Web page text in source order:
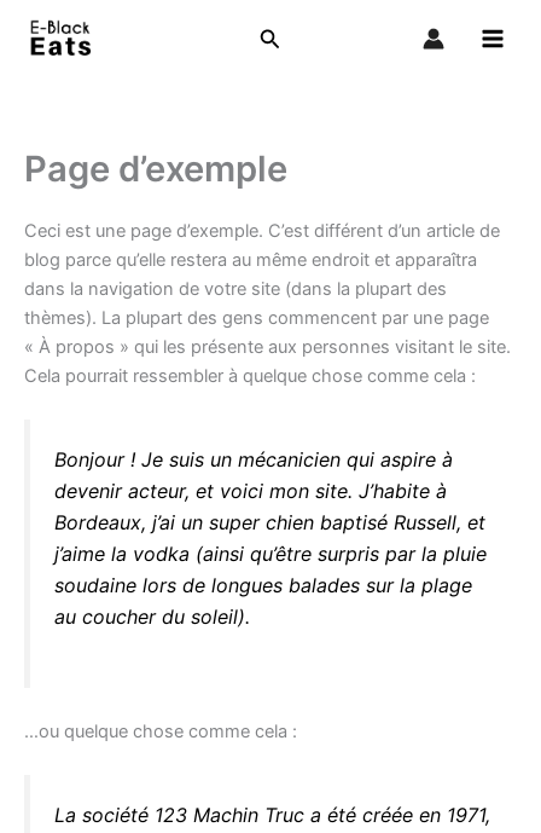
Rechercher
Page d’exemple
Ceci est une page d’exemple. C’est différent d’un article de
blog parce qu’elle restera au même endroit et apparaîtra
dans la navigation de votre site (dans la plupart des
thèmes). La plupart des gens commencent par une page
« À propos » qui les présente aux personnes visitant le site.
Cela pourrait ressembler à quelque chose comme cela :
Bonjour ! Je suis un mécanicien qui aspire à
devenir acteur, et voici mon site. J’habite à
Bordeaux, j’ai un super chien baptisé Russell, et
j’aime la vodka (ainsi qu’être surpris par la pluie
soudaine lors de longues balades sur la plage
au coucher du soleil).
…ou quelque chose comme cela :
La société 123 Machin Truc a été créée en 1971,